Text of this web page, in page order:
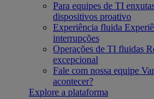
Para equipes de TI
dispositivos proativo
Experiência fluida
interrupções
Operações de TI fluidas
excepcional
Fale com nossa equipe
acontecer?
Explore a plataforma